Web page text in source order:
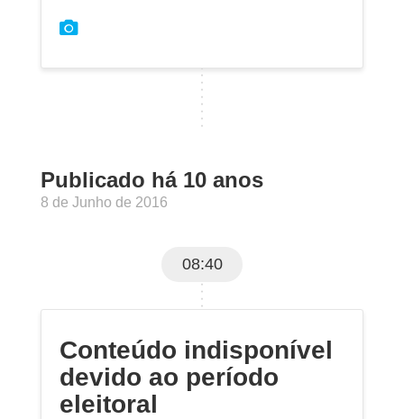
Publicado há 10 anos
8 de Junho de 2016
08:40
Conteúdo indisponível
devido ao período
eleitoral